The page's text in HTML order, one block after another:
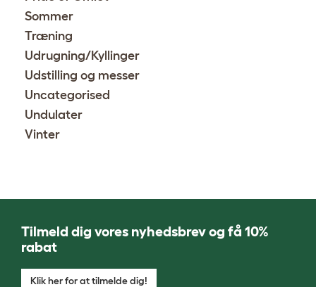
Sommer
Træning
Udrugning/Kyllinger
Udstilling og messer
Uncategorised
Undulater
Vinter
Tilmeld dig vores nyhedsbrev og få 10%
rabat
Klik her for at tilmelde dig!